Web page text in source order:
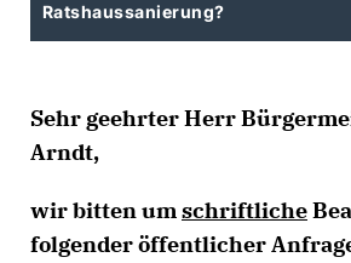
Ratshaussanierung?
Sehr geehrter Herr
Arndt,
wir bitten umschriftliche
folgender öffentlicher